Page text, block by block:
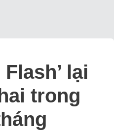
lại
trong